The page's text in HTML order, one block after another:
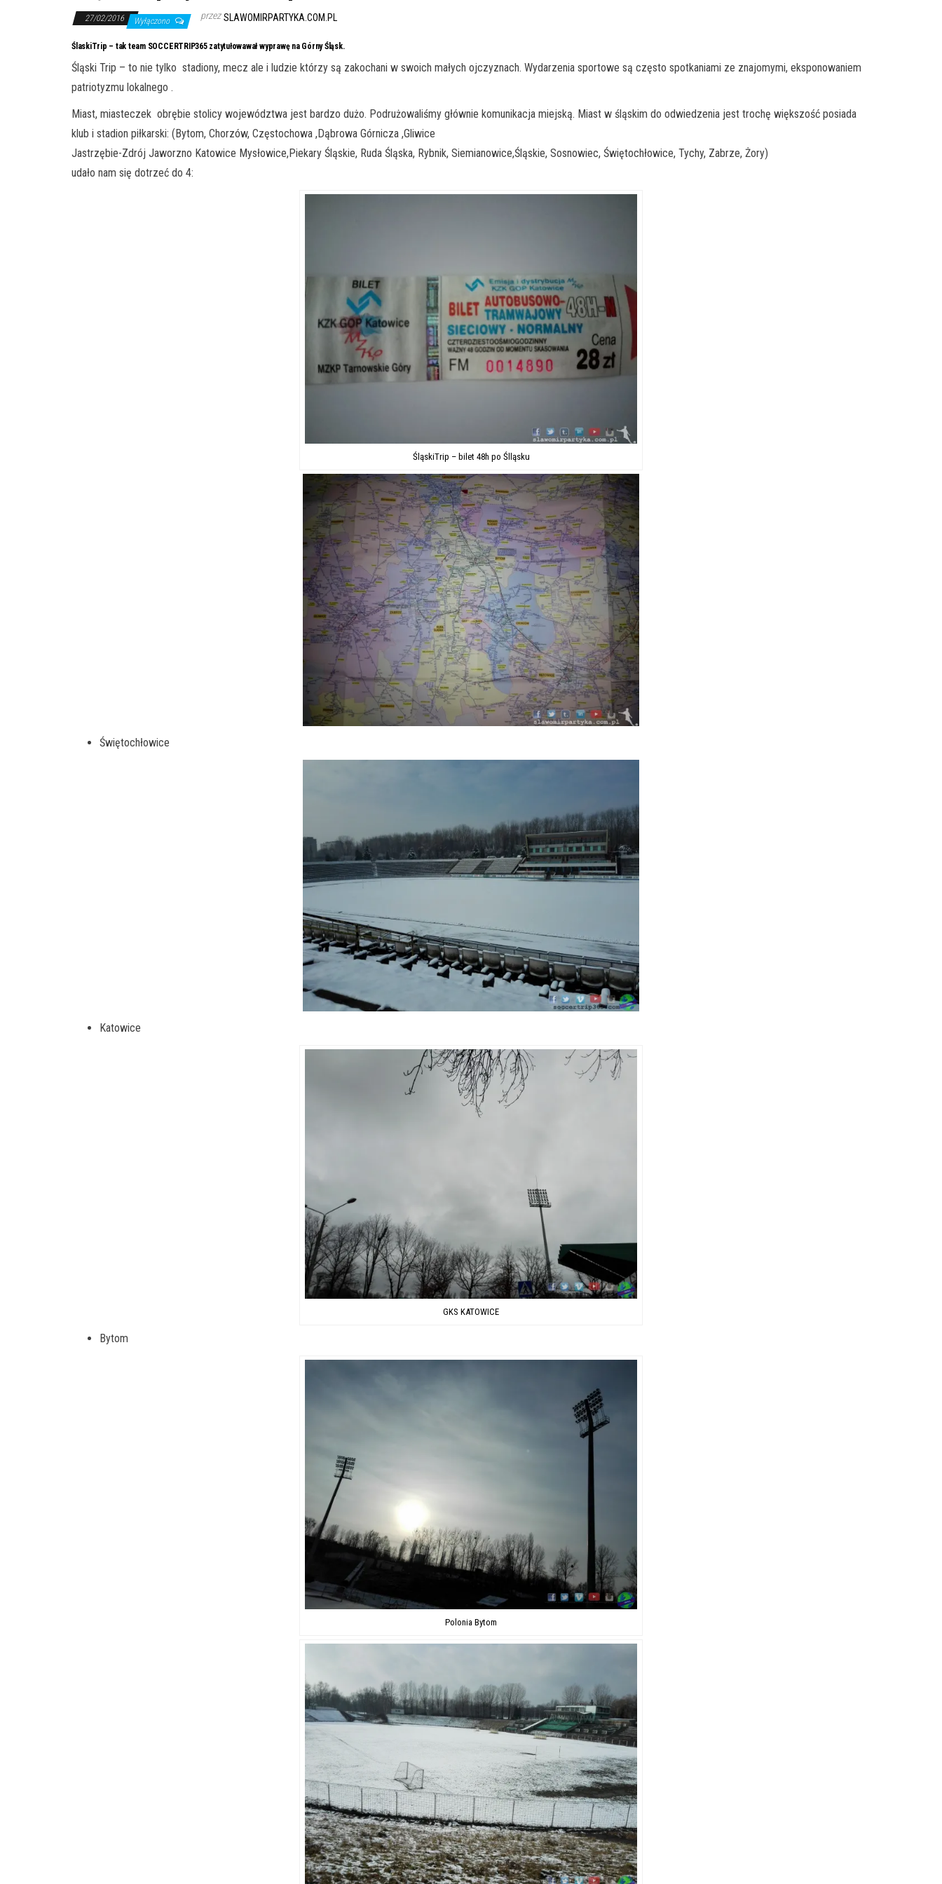
27/02/2016 Wyłączono przez SLAWOMIRPARTYKA.COM.PL
ŚlaskiTrip – tak team SOCCERTRIP365 zatytułowawał wyprawę na Górny Śląsk.
Śląski Trip – to nie tylko stadiony, mecz ale i ludzie którzy są zakochani w swoich małych ojczyznach. Wydarzenia sportowe są często spotkaniami ze znajomymi, eksponowaniem
patriotyzmu lokalnego .
Miast, miasteczek obrębie stolicy województwa jest bardzo dużo. Podrużowaliśmy głównie komunikacja miejską. Miast w śląskim do odwiedzenia jest trochę większość posiada
klub i stadion piłkarski: (Bytom, Chorzów, Częstochowa ,Dąbrowa Górnicza ,Gliwice
Jastrzębie-Zdrój Jaworzno Katowice Mysłowice,Piekary Śląskie, Ruda Śląska, Rybnik, Siemianowice,Śląskie, Sosnowiec, Świętochłowice, Tychy, Zabrze, Żory)
udało nam się dotrzeć do 4:
ŚląskiTrip – bilet 48h po Ślląsku
Świętochłowice
Katowice
GKS KATOWICE
Bytom
Polonia Bytom